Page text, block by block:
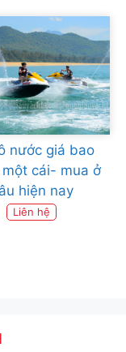
nước giá bao
một cái- mua ở
hiện nay
Liên hệ